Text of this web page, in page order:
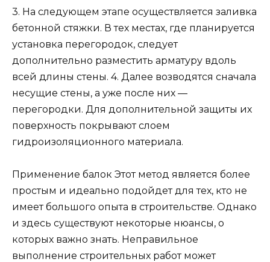
3. На следующем этапе осуществляется заливка
бетонной стяжки. В тех местах, где планируется
установка перегородок, следует
дополнительно разместить арматуру вдоль
всей длины стены. 4. Далее возводятся сначала
несущие стены, а уже после них —
перегородки. Для дополнительной защиты их
поверхность покрывают слоем
гидроизоляционного материала.
Применение балок Этот метод является более
простым и идеально подойдет для тех, кто не
имеет большого опыта в строительстве. Однако
и здесь существуют некоторые нюансы, о
которых важно знать. Неправильное
выполнение строительных работ может